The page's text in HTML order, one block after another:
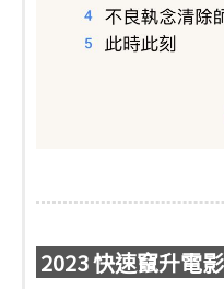
2023 快速竄升電